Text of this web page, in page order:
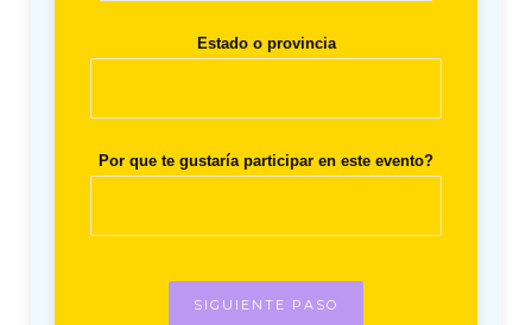
Estado o provincia
Por que te gustaría participar en este evento?